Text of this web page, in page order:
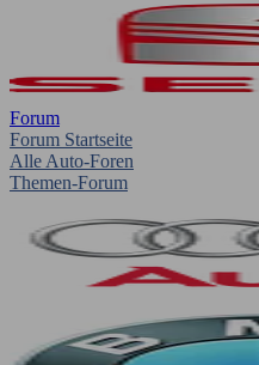
Forum
Forum Startseite
Alle Auto-Foren
Themen-Forum